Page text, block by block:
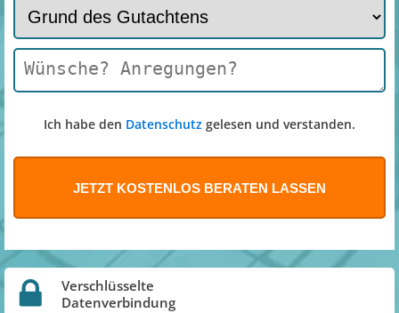
Ich habe den Datenschutz gelesen und verstanden.
Verschlüsselte
Datenverbindung